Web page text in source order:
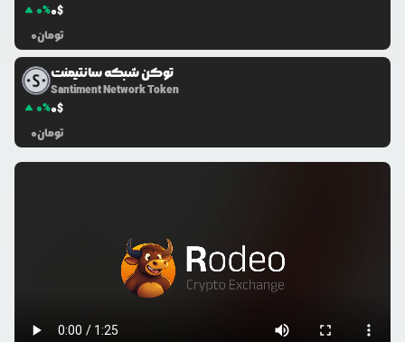
0%0$
0تومان
توکن شبکه سانتیمنت
Santiment Network Token
0%0$
0تومان